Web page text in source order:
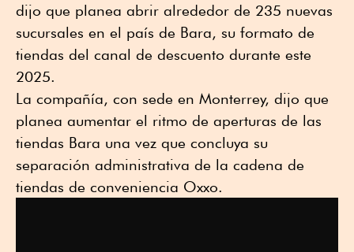
dijo que planea abrir alrededor de 235 nuevas
sucursales en el país de Bara, su formato de
tiendas del canal de descuento durante este
2025.
La compañía, con sede en Monterrey, dijo que
planea aumentar el ritmo de aperturas de las
tiendas Bara una vez que concluya su
separación administrativa de la cadena de
tiendas de conveniencia Oxxo.